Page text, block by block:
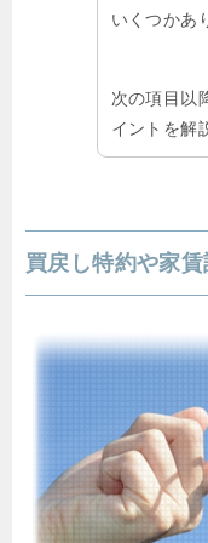
いくつかあ
次の項目以
イントを解
買戻し特約や家